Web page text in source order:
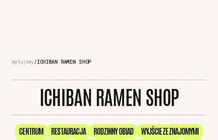
mytujemy ICHIBAN RAMEN SHOP
ICHIBAN RAMEN SHOP
CENTRUM RESTAURACJA RODZINNY OBIAD
WYJŚCIE ZE ZNAJOMYMI